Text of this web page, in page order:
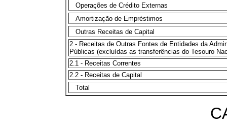
Operações de Crédito Externas
Amortização de Empréstimos
Outras Receitas de Capital
2 - Receitas de Outras Fontes de Entidades da
Públicas (excluídas as transferências do Tesouro
2.1 - Receitas Correntes
2.2 - Receitas de Capital
Total